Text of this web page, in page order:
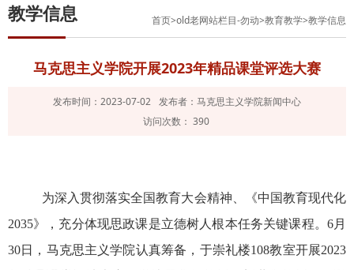
教学信息 首页>old老网站栏目-勿动>教育教学>教学信息
​马克思主义学院开展2023年精品课堂评选大赛
发布时间：2023-07-02 发布者：马克思主义学院新闻中心
访问次数： 390
为深入贯彻落实全国教育大会精神、《中国教育现代化
2035》，充分体现思政课是立德树人根本任务关键课程。 6月
30日，马克思主义学院认真筹备，于崇礼楼108教室开展2023